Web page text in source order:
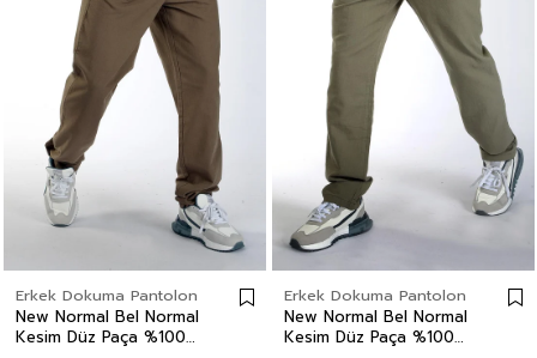
Erkek Dokuma Pantolon
New Normal Bel Normal
Kesim Düz Paça %100
Erkek Dokuma Pantolon
New Normal Bel Normal
Kesim Düz Paça %100